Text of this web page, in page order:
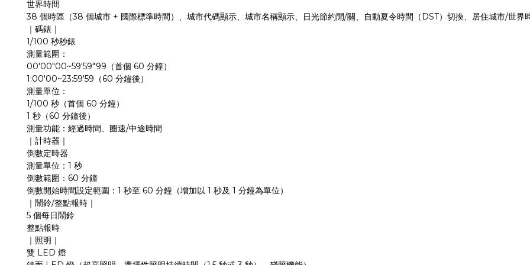
世界時間
38 個時區（38 個城市 + 國際標準時間）、城市代碼顯示、城市名稱顯示、日光節約開/關、自動夏令時間（ DST）切換、居住城市/世界
｜碼錶｜
1/100 秒秒錶
測量範圍：
00'00"00~59'59"99 （首個 60 分鐘）
1:00'00~23:59'59 （ 60 分鐘後）
測量單位：
1/100 秒（首個 60 分鐘）
1 秒（ 60 分鐘後）
測量功能：經過時間、圈速/中途時間
｜計時器｜
倒數定時器
測量單位： 1 秒
倒數範圍： 60 分鐘
倒數開始時間設定範圍： 1 秒至 60 分鐘（增加以 1 秒及 1 分鐘為單位）
｜鬧鈴/整點報時｜
5 個每日鬧鈴
整點報時
｜照明｜
雙 LED 燈